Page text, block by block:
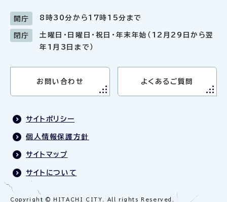
開庁 8時30分から17時15分まで
閉庁
土曜日・日曜日・祝日・年末年始（12月29日から翌
年1月3日まで）
お問い合わせ よくあるご質問
サイトポリシー
個人情報保護方針
サイトマップ
サイトについて
Copyright © HITACHI CITY. All rights Reserved.